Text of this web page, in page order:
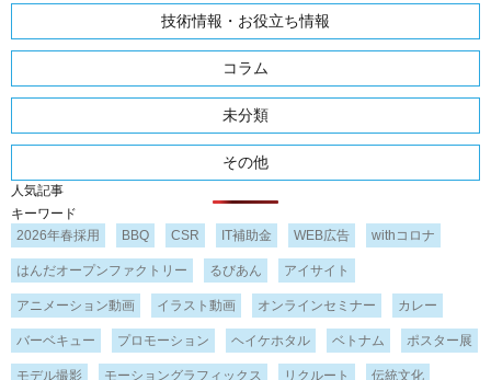
技術情報・お役立ち情報
コラム
未分類
その他
人気記事
キーワード
2026年春採用
BBQ CSR IT補助金 WEB広告 withコロナ
はんだオープンファクトリー るびあん アイサイト
アニメーション動画 イラスト動画 オンラインセミナー カレー
バーベキュー プロモーション ヘイケホタル ベトナム ポスター展
モデル撮影 モーショングラフィックス リクルート 伝統文化